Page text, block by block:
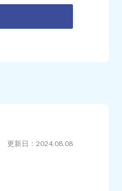
更新日：2024.08.08